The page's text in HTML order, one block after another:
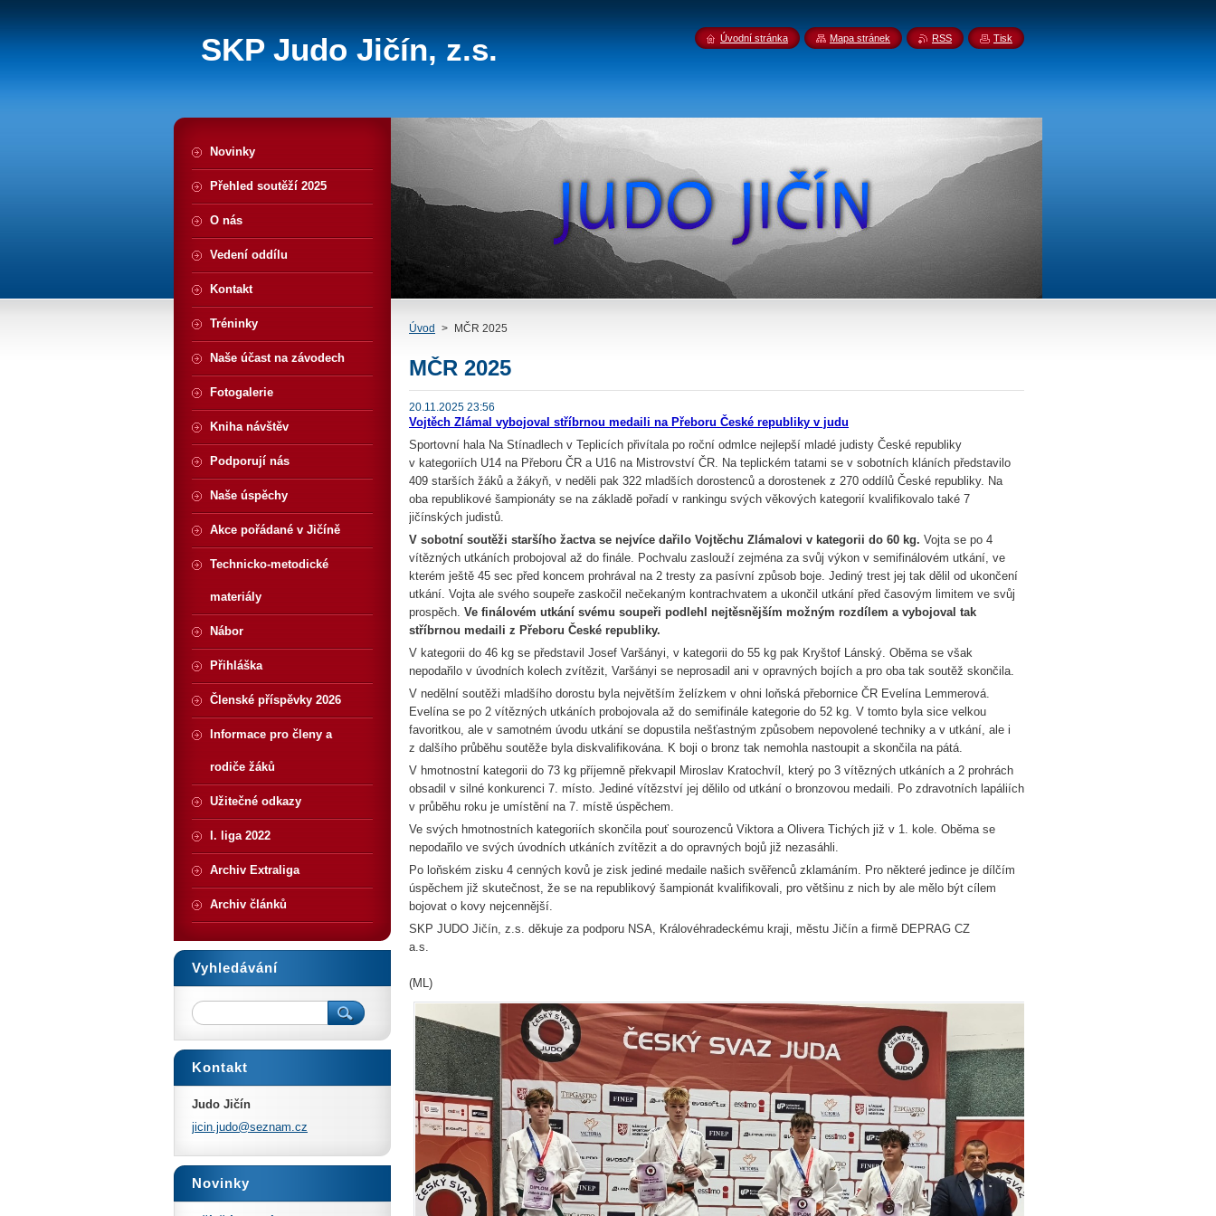
SKP Judo Jičín, z.s.
Úvod > MČR 2025
MČR 2025
20.11.2025 23:56
Vojtěch Zlámal vybojoval stříbrnou medaili na Přeboru České republiky v judu
Sportovní hala Na Stínadlech v Teplicích přivítala po roční odmlce nejlepší mladé judisty České republiky
v kategoriích U14 na Přeboru ČR a U16 na Mistrovství ČR. Na teplickém tatami se v sobotních kláních představilo
409 starších žáků a žákyň, v neděli pak 322 mladších dorostenců a dorostenek z 270 oddílů České republiky. Na
oba republikové šampionáty se na základě pořadí v rankingu svých věkových kategorií kvalifikovalo také 7
jičínských judistů.
V sobotní soutěži staršího žactva se nejvíce dařilo Vojtěchu Zlámalovi v kategorii do 60 kg. Vojta se po 4
vítězných utkáních probojoval až do finále. Pochvalu zaslouží zejména za svůj výkon v semifinálovém utkání, ve
kterém ještě 45 sec před koncem prohrával na 2 tresty za pasívní způsob boje. Jediný trest jej tak dělil od ukončení
utkání. Vojta ale svého soupeře zaskočil nečekaným kontrachvatem a ukončil utkání před časovým limitem ve svůj
prospěch. Ve finálovém utkání svému soupeři podlehl nejtěsnějším možným rozdílem a vybojoval tak
stříbrnou medaili z Přeboru České republiky.
V kategorii do 46 kg se představil Josef Varšányi, v kategorii do 55 kg pak Kryštof Lánský. Oběma se však
nepodařilo v úvodních kolech zvítězit, Varšányi se neprosadil ani v opravných bojích a pro oba tak soutěž skončila.
V nedělní soutěži mladšího dorostu byla největším želízkem v ohni loňská přebornice ČR Evelína Lemmerová.
Evelína se po 2 vítězných utkáních probojovala až do semifinále kategorie do 52 kg. V tomto byla sice velkou
favoritkou, ale v samotném úvodu utkání se dopustila nešťastným způsobem nepovolené techniky a v utkání, ale i
z dalšího průběhu soutěže byla diskvalifikována. K boji o bronz tak nemohla nastoupit a skončila na pátá.
V hmotnostní kategorii do 73 kg příjemně překvapil Miroslav Kratochvíl, který po 3 vítězných utkáních a 2 prohrách
obsadil v silné konkurenci 7. místo. Jediné vítězství jej dělilo od utkání o bronzovou medaili. Po zdravotních lapáliích
v průběhu roku je umístění na 7. místě úspěchem.
Ve svých hmotnostních kategoriích skončila pouť sourozenců Viktora a Olivera Tichých již v 1. kole. Oběma se
nepodařilo ve svých úvodních utkáních zvítězit a do opravných bojů již nezasáhli.
Po loňském zisku 4 cenných kovů je zisk jediné medaile našich svěřenců zklamáním. Pro některé jedince je dílčím
úspěchem již skutečnost, že se na republikový šampionát kvalifikovali, pro většinu z nich by ale mělo být cílem
bojovat o kovy nejcennější.
SKP JUDO Jičín, z.s. děkuje za podporu NSA, Královéhradeckému kraji, městu Jičín a firmě DEPRAG CZ
a.s.
(ML)
Novinky
Přehled soutěží 2025
O nás
Vedení oddílu
Kontakt
Tréninky
Naše účast na závodech
Fotogalerie
Kniha návštěv
Podporují nás
Naše úspěchy
Akce pořádané v Jičíně
Technicko-metodické
materiály
Nábor
Přihláška
Členské příspěvky 2026
Informace pro členy a
rodiče žáků
Užitečné odkazy
I. liga 2022
Archiv Extraliga
Archiv článků
Vyhledávání
Kontakt
Judo Jičín
jicin.judo@seznam.cz
Novinky
Úvodní stránka Mapa stránek RSS Tisk